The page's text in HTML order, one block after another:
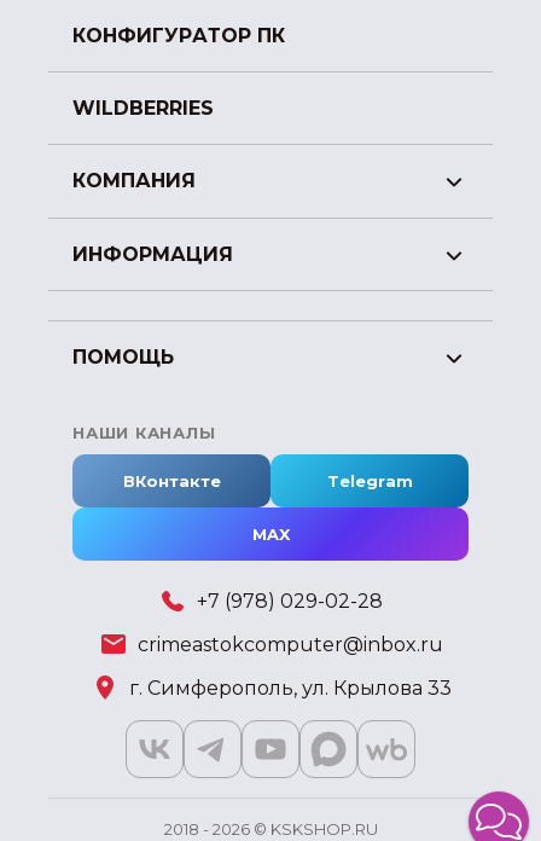
КОНФИГУРАТОР ПК
WILDBERRIES
КОМПАНИЯ
ИНФОРМАЦИЯ
ПОМОЩЬ
НАШИ КАНАЛЫ
ВКонтакте Telegram
MAX
+7 (978) 029-02-28
crimeastokcomputer@inbox.ru
г. Симферополь, ул. Крылова 33
2018 - 2026 © KSKSHOP.RU